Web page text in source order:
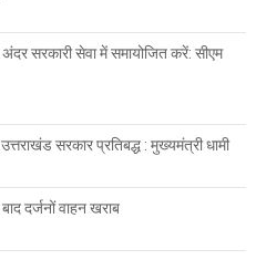
सरकारी सेवा में समायोजित करें: सीएम
सरकार प्रतिबद्ध : मुख्यमंत्री धामी
दर्जनों वाहन खराब